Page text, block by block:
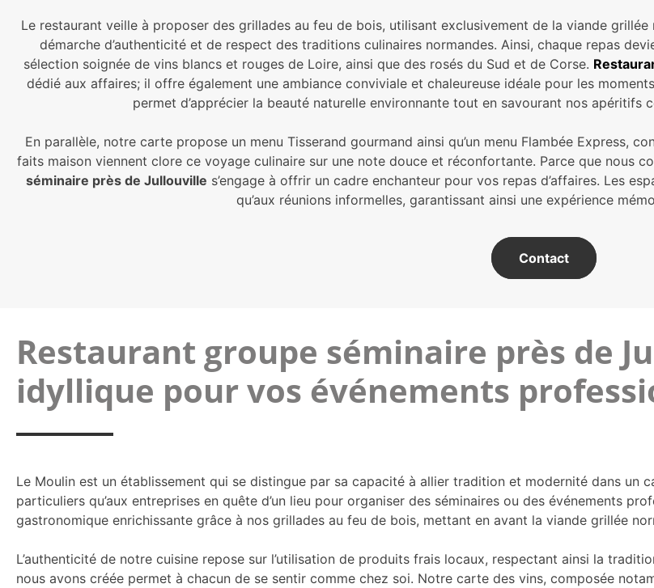
Le restaurant veille à proposer des grillades au feu de bois, utilisant exclusivement de la viande
démarche d’authenticité et de respect des traditions culinaires normandes. Ainsi, chaque repas
sélection soignée de vins blancs et rouges de Loire, ainsi que des rosés du Sud et de Corse.
dédié aux affaires; il offre également une ambiance conviviale et chaleureuse idéale pour les
permet d’apprécier la beauté naturelle environnante tout en savourant nos apéritifs
En parallèle, notre carte propose un menu Tisserand gourmand ainsi qu’un menu Flambée Express,
faits maison viennent clore ce voyage culinaire sur une note douce et réconfortante. Parce que nous
séminaire près de Jullouville s’engage à offrir un cadre enchanteur pour vos repas d’affaires. Les
qu’aux réunions informelles, garantissant ainsi une expérience
Contact
Restaurant groupe séminaire près de
idyllique pour vos événements
Le Moulin est un établissement qui se distingue par sa capacité à allier tradition et modernité dans un
particuliers qu’aux entreprises en quête d’un lieu pour organiser des séminaires ou des événements
gastronomique enrichissante grâce à nos grillades au feu de bois, mettant en avant la viande grillée
L’authenticité de notre cuisine repose sur l’utilisation de produits frais locaux, respectant ainsi la
nous avons créée permet à chacun de se sentir comme chez soi. Notre carte des vins, composée